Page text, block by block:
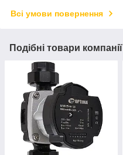
Всі умови повернення
Подібні товари компанії